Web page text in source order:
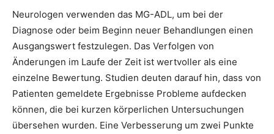
Neurologen verwenden das MG-ADL, um bei der
Diagnose oder beim Beginn neuer Behandlungen einen
Ausgangswert festzulegen. Das Verfolgen von
Änderungen im Laufe der Zeit ist wertvoller als eine
einzelne Bewertung. Studien deuten darauf hin, dass von
Patienten gemeldete Ergebnisse Probleme aufdecken
können, die bei kurzen körperlichen Untersuchungen
übersehen wurden. Eine Verbesserung um zwei Punkte